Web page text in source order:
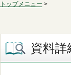
トップメニュー >
資料詳